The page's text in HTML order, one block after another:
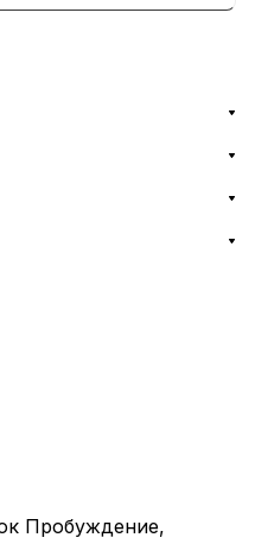
Пробуждение,